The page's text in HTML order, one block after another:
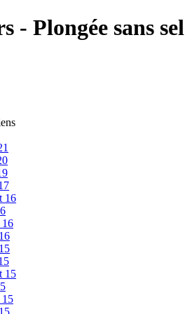
- Plongée sans sel
16
16
15
15